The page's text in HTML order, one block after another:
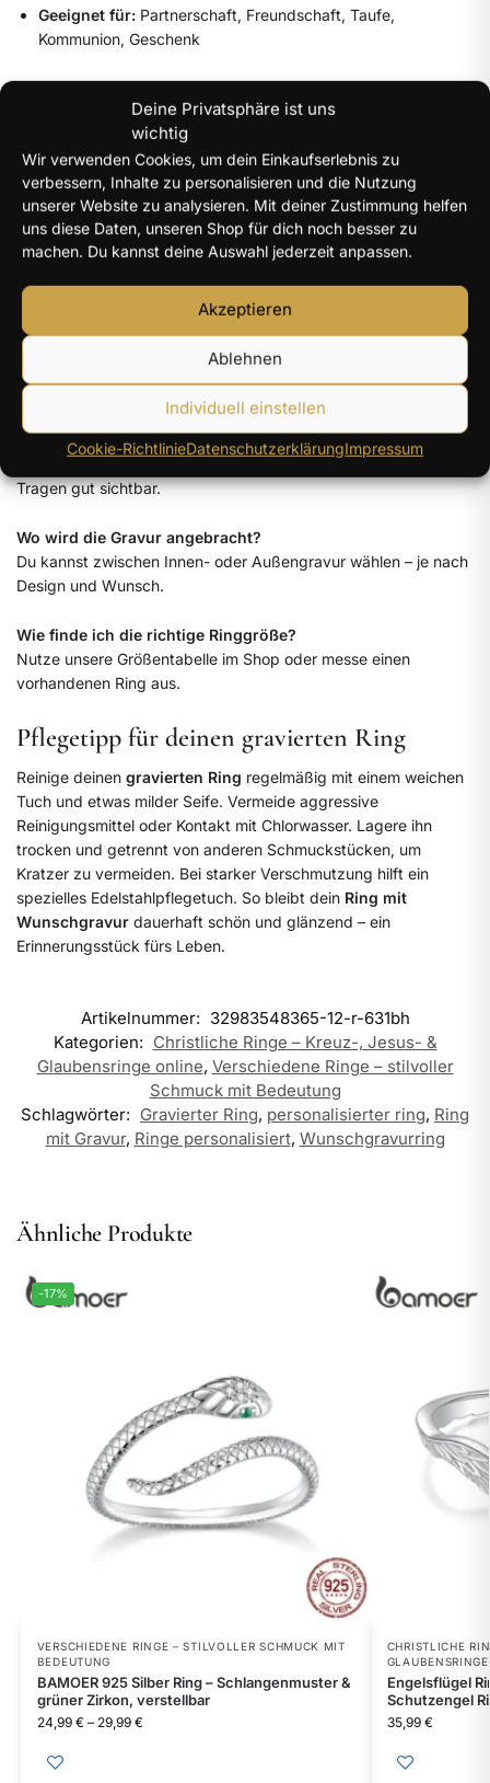
Deine Privatsphäre ist uns
wichtig
Wir verwenden Cookies, um dein Einkaufserlebnis zu
verbessern, Inhalte zu personalisieren und die Nutzung
unserer Website zu analysieren. Mit deiner Zustimmung helfen
uns diese Daten, unseren Shop für dich noch besser zu
machen. Du kannst deine Auswahl jederzeit anpassen.
Akzeptieren
Ablehnen
Individuell einstellen
Cookie-RichtlinieDatenschutzerklärungImpressum
Geeignet für: Partnerschaft, Freundschaft, Taufe,
Kommunion, Geschenk
Warum ein Ring mit Wunschgravur?
✔ Persönlich & einzigartig: Individuelle Gravur für bleibende
Erinnerungen
✔ Hochwertig & pflegeleicht: Edelstahl in Premiumqualität
✔ Perfekte Geschenkidee für emotionale Anlässe
✔ Zeitloses, stilvolles Design für Alltag & Feier
Häufige Fragen (FAQ)
Was kann ich gravieren lassen?
Du kannst Namen, Daten, kurze Sprüche oder religiöse
Symbole (z. B. Kreuz, Fisch) wählen – max. Zeichen beachten.
Ist die Gravur dauerhaft?
Ja, die Lasergravur ist abriebfest und bleibt auch bei täglichem
Tragen gut sichtbar.
Wo wird die Gravur angebracht?
Du kannst zwischen Innen- oder Außengravur wählen – je nach
Design und Wunsch.
Wie finde ich die richtige Ringgröße?
Nutze unsere Größentabelle im Shop oder messe einen
vorhandenen Ring aus.
Pflegetipp für deinen gravierten Ring
Reinige deinen gravierten Ring regelmäßig mit einem weichen
Tuch und etwas milder Seife. Vermeide aggressive
Reinigungsmittel oder Kontakt mit Chlorwasser. Lagere ihn
trocken und getrennt von anderen Schmuckstücken, um
Kratzer zu vermeiden. Bei starker Verschmutzung hilft ein
spezielles Edelstahlpflegetuch. So bleibt dein Ring mit
Wunschgravur dauerhaft schön und glänzend – ein
Erinnerungsstück fürs Leben.
Artikelnummer: 32983548365-12-r-631bh
Kategorien: Christliche Ringe – Kreuz-, Jesus- &
Glaubensringe online, Verschiedene Ringe – stilvoller
Schmuck mit Bedeutung
Schlagwörter: Gravierter Ring, personalisierter ring, Ring
mit Gravur, Ringe personalisiert, Wunschgravurring
Ähnliche Produkte
-17%
VERSCHIEDENE RINGE – STILVOLLER SCHMUCK MIT
BEDEUTUNG
BAMOER 925 Silber Ring – Schlangenmuster &
grüner Zirkon, verstellbar
24,99 € – 29,99 €
CHRISTLICHE
Engelsflügel
Schutzengel
35,99 €